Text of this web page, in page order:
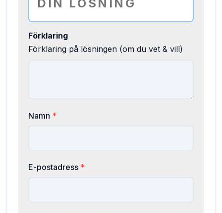
Förklaring
Förklaring på lösningen (om du vet & vill)
Namn *
E-postadress *